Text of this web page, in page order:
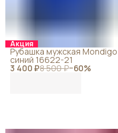
Акция
3 400 ₽8 500 ₽−60%
Рубашка мужская Mondigo
синий 16622-21